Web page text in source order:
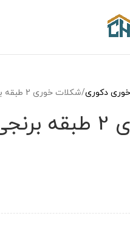
دکوری شکلات خوری 2 طبقه برنجی طرح مارینا مدل 3210228